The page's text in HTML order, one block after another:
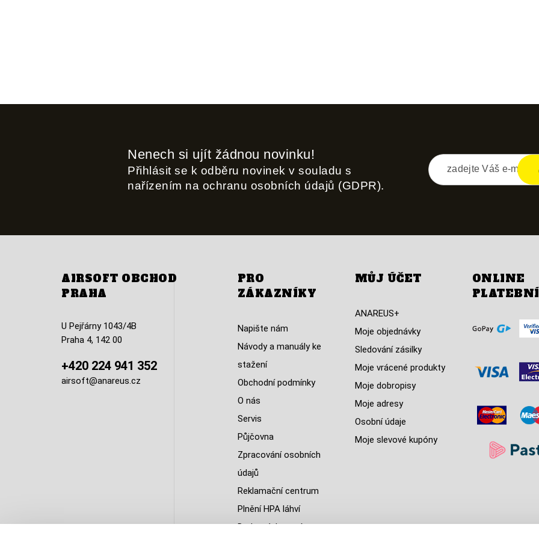
Nenech si ujít žádnou novinku!
Přihlásit se k odběru novinek v souladu s
nařízením na ochranu osobních údajů (GDPR).
AIRSOFT OBCHOD
PRAHA
U Pejřárny 1043/4B
Praha 4, 142 00
+420 224 941 352
airsoft@anareus.cz
PRO
ZÁKAZNÍKY
Napište nám
Návody a manuály ke
stažení
Obchodní podmínky
O nás
Servis
Půjčovna
Zpracování osobních
údajů
Reklamační centrum
Plnění HPA láhví
Do kterých zemí
MŮJ ÚČET
ANAREUS+
Moje objednávky
Sledování zásilky
Moje vrácené produkty
Moje dobropisy
Moje adresy
Osobní údaje
Moje slevové kupóny
ONLINE